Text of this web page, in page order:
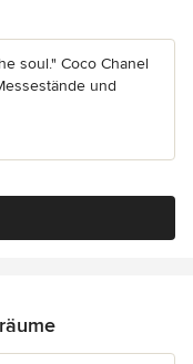
soul." Coco Chanel
und